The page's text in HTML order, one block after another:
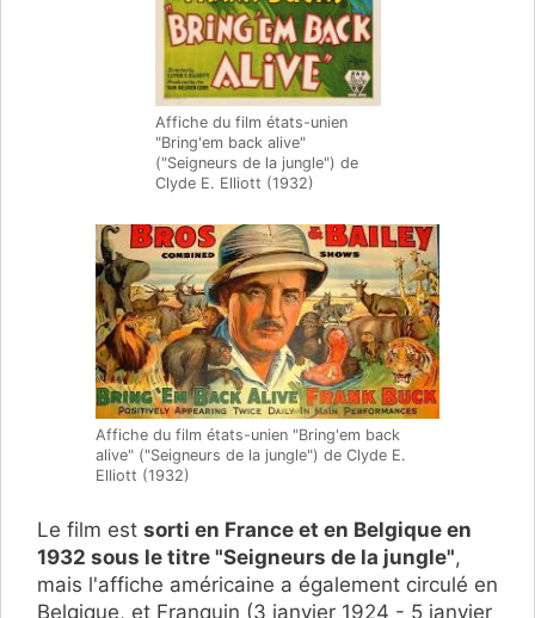
Affiche du film états-unien
"Bring'em back alive"
("Seigneurs de la jungle") de
Clyde E. Elliott (1932)
Affiche du film états-unien "Bring'em back
alive" ("Seigneurs de la jungle") de Clyde E.
Elliott (1932)
Le film est sorti en France et en Belgique en
1932 sous le titre "Seigneurs de la jungle",
mais l'affiche américaine a également circulé en
Belgique, et Franquin (3 janvier 1924 - 5 janvier